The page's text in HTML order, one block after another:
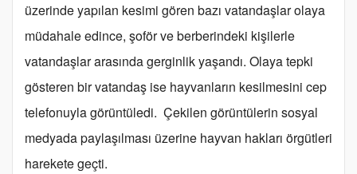
üzerinde yapılan kesimi gören bazı vatandaşlar olaya
müdahale edince, şoför ve berberindeki kişilerle
vatandaşlar arasında gerginlik yaşandı. Olaya tepki
gösteren bir vatandaş ise hayvanların kesilmesini cep
telefonuyla görüntüledi. Çekilen görüntülerin sosyal
medyada paylaşılması üzerine hayvan hakları örgütleri
harekete geçti.